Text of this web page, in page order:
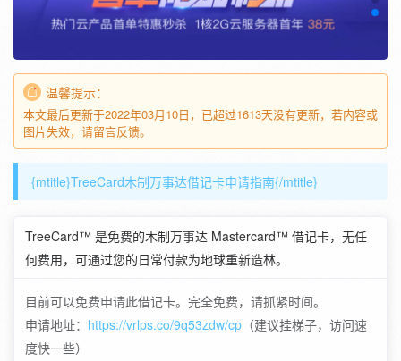
温馨提示：
本文最后更新于2022年03月10日，已超过1613天没有更新，若内容或
图片失效，请留言反馈。
{mtitle}TreeCard木制万事达借记卡申请指南{/mtitle}
TreeCard™ 是免费的木制万事达 Mastercard™ 借记卡，无任
何费用，可通过您的日常付款为地球重新造林。
目前可以免费申请此借记卡。完全免费，请抓紧时间。
申请地址： https://vrlps.co/9q53zdw/cp （建议挂梯子，访问速
度快一些）